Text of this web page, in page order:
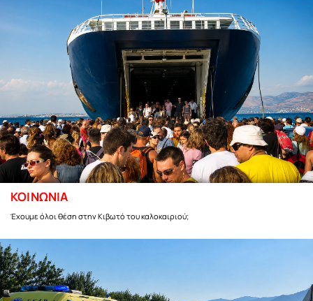
ΚΟΙΝΩΝΙΑ
Έχουμε όλοι θέση στην Κιβωτό του καλοκαιριού;